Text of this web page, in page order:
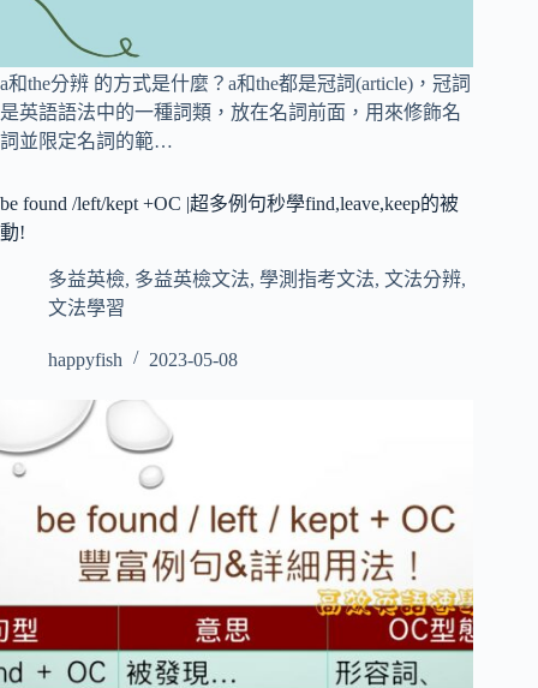
a和the分辨 的方式是什麼？a和the都是冠詞(article)，冠詞
是英語語法中的一種詞類，放在名詞前面，用來修飾名
詞並限定名詞的範…
be found /left/kept +OC |超多例句秒學find,leave,keep的被
動!
多益英檢, 多益英檢文法, 學測指考文法, 文法分辨,
文法學習
happyfish 2023-05-08